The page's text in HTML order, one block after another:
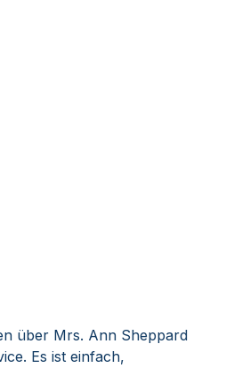
über Mrs. Ann Sheppard
Es ist einfach,